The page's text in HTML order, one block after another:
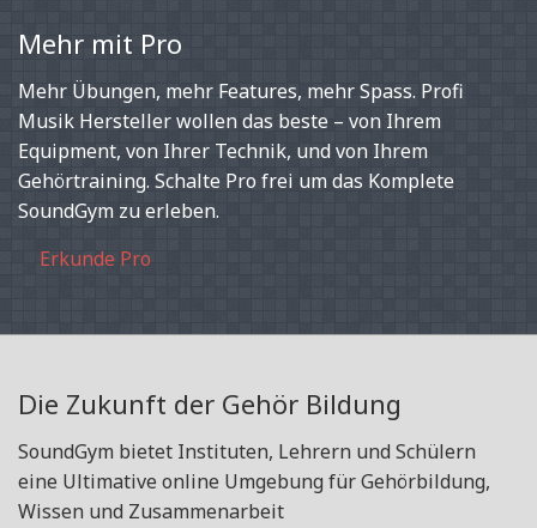
Mehr mit Pro
Mehr Übungen, mehr Features, mehr Spass. Profi
Musik Hersteller wollen das beste – von Ihrem
Equipment, von Ihrer Technik, und von Ihrem
Gehörtraining. Schalte Pro frei um das Komplete
SoundGym zu erleben.
Erkunde Pro
Die Zukunft der Gehör Bildung
SoundGym bietet Instituten, Lehrern und Schülern
eine Ultimative online Umgebung für Gehörbildung,
Wissen und Zusammenarbeit